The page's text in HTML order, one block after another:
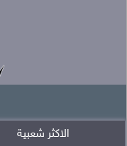
الاكثر شعبية